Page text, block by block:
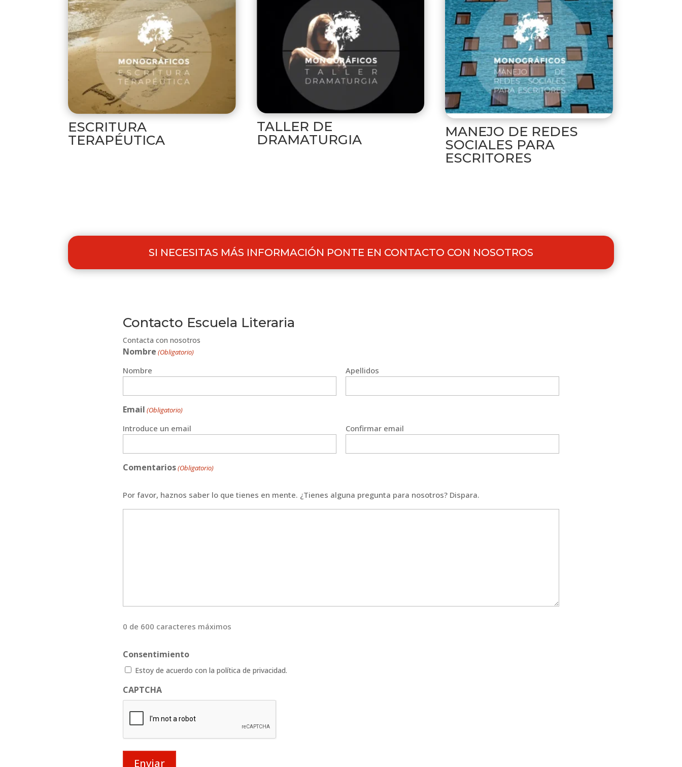
ESCRITURA
TERAPÉUTICA
TALLER DE
DRAMATURGIA
MANEJO DE REDES
SOCIALES PARA
ESCRITORES
SI NECESITAS MÁS INFORMACIÓN PONTE EN CONTACTO CON NOSOTROS
Contacto Escuela Literaria
Contacta con nosotros
Nombre (Obligatorio)
Nombre Apellidos
Email (Obligatorio)
Introduce un email Confirmar email
Comentarios(Obligatorio)
Por favor, haznos saber lo que tienes en mente. ¿Tienes alguna pregunta para nosotros? Dispara.
0 de 600 caracteres máximos
Consentimiento
Estoy de acuerdo con la política de privacidad.
CAPTCHA